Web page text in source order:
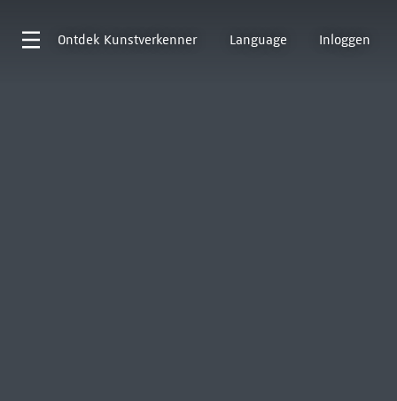
Ontdek Kunstverkenner Language Inloggen